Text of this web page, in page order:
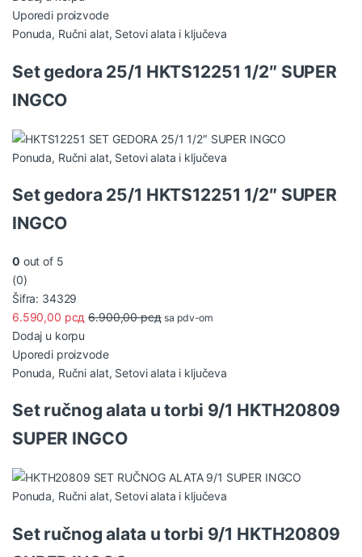
Uporedi proizvode
Ponuda, Ručni alat, Setovi alata i ključeva
Set gedora 25/1 HKTS12251 1/2″ SUPER
INGCO
Ponuda, Ručni alat, Setovi alata i ključeva
Set gedora 25/1 HKTS12251 1/2″ SUPER
INGCO
0 out of 5
(0)
Šifra: 34329
6.590,00 рсд 6.900,00рсд sa pdv-om
Dodaj u korpu
Uporedi proizvode
Ponuda, Ručni alat, Setovi alata i ključeva
Set ručnog alata u torbi 9/1 HKTH20809
SUPER INGCO
Ponuda, Ručni alat, Setovi alata i ključeva
Set ručnog alata u torbi 9/1 HKTH20809